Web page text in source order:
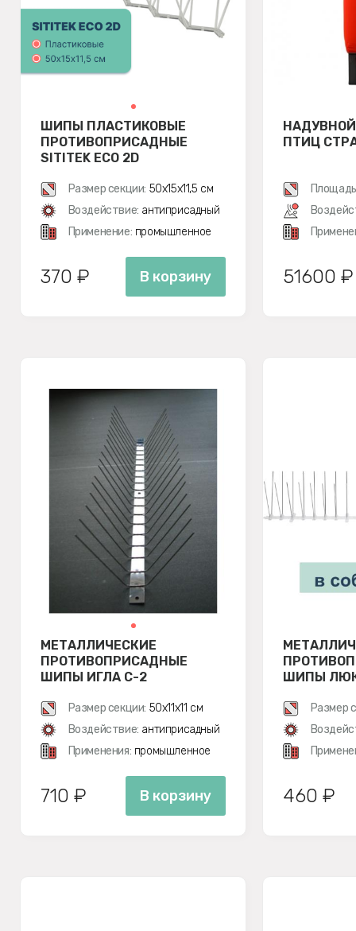
ШИПЫ ПЛАСТИКОВЫЕ
ПРОТИВОПРИСАДНЫЕ
SITITEK ECO 2D
Размер секции: 50х15х11,5 см
Воздействие: антиприсадный
Применение: промышленное
370 ₽ В корзину
ПТИЦ
51600 ₽
МЕТАЛЛИЧЕСКИЕ
ПРОТИВОПРИСАДНЫЕ
ШИПЫ ИГЛА С-2
Размер секции: 50х11х11 см
Воздействие: антиприсадный
Применения: промышленное
710 ₽ В корзину
ШИПЫ
Размер
460 ₽